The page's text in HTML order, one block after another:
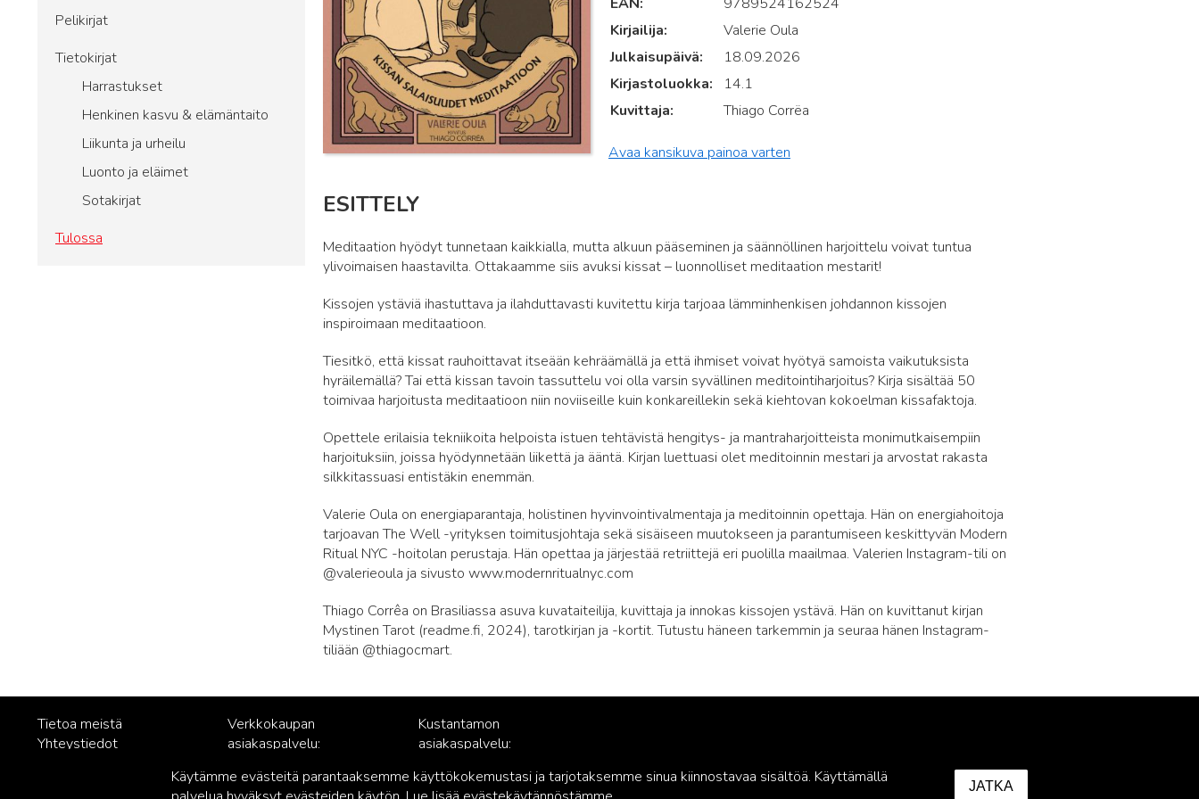
Pelikirjat
Tietokirjat
Harrastukset
Henkinen kasvu & elämäntaito
Liikunta ja urheilu
Luonto ja eläimet
Sotakirjat
Tulossa
Kirjailija
Valerie Oula
Julkaisupäivä
18.09.2026
Kirjastoluokka
14.1
Kuvittaja
Thiago Corrëa
Avaa kansikuva painoa varten
ESITTELY
Meditaation hyödyt tunnetaan kaikkialla, mutta alkuun pääseminen ja säännöllinen harjoittelu voivat tuntua
ylivoimaisen haastavilta. Ottakaamme siis avuksi kissat – luonnolliset meditaation mestarit!
Kissojen ystäviä ihastuttava ja ilahduttavasti kuvitettu kirja tarjoaa lämminhenkisen johdannon kissojen
inspiroimaan meditaatioon.
Tiesitkö, että kissat rauhoittavat itseään kehräämällä ja että ihmiset voivat hyötyä samoista vaikutuksista
hyräilemällä? Tai että kissan tavoin tassuttelu voi olla varsin syvällinen meditointiharjoitus? Kirja sisältää 50
toimivaa harjoitusta meditaatioon niin noviiseille kuin konkareillekin sekä kiehtovan kokoelman kissafaktoja.
Opettele erilaisia tekniikoita helpoista istuen tehtävistä hengitys- ja mantraharjoitteista monimutkaisempiin
harjoituksiin, joissa hyödynnetään liikettä ja ääntä. Kirjan luettuasi olet meditoinnin mestari ja arvostat rakasta
silkkitassuasi entistäkin enemmän.
Valerie Oula on energiaparantaja, holistinen hyvinvointivalmentaja ja meditoinnin opettaja. Hän on energiahoitoja
tarjoavan The Well -yrityksen toimitusjohtaja sekä sisäiseen muutokseen ja parantumiseen keskittyvän Modern
Ritual NYC -hoitolan perustaja. Hän opettaa ja järjestää retriittejä eri puolilla maailmaa. Valerien Instagram-tili on
@valerieoula ja sivusto www.modernritualnyc.com
Thiago Corrêa on Brasiliassa asuva kuvataiteilija, kuvittaja ja innokas kissojen ystävä. Hän on kuvittanut kirjan
Mystinen Tarot (readme.fi, 2024), tarotkirjan ja -kortit. Tutustu häneen tarkemmin ja seuraa hänen Instagram-
tiliään @thiagocmart.
Tietoa meistä
Yhteystiedot
Verkkokaupan
asiakaspalvelu:
Kustantamon
asiakaspalvelu:
Käytämme evästeitä parantaaksemme käyttökokemustasi ja tarjotaksemme sinua kiinnostavaa sisältöä. Käyttämällä
JATKA